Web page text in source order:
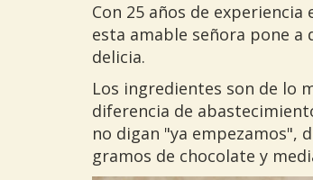
Con 25 años de
esta amable señora pone a
delicia.
Los ingredientes son de lo
diferencia de
no digan "ya empezamos",
gramos de chocolate y